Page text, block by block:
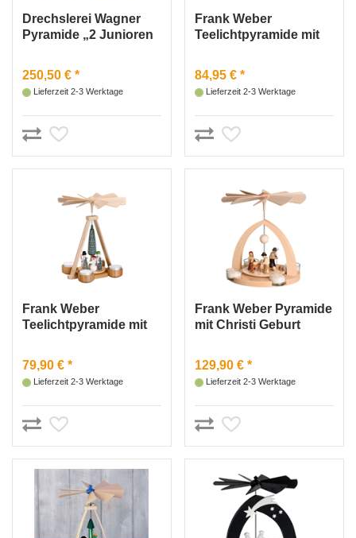
Drechslerei Wagner
Pyramide „2 Junioren
250,50 € *
Lieferzeit 2-3 Werktage
Frank Weber
Teelichtpyramide mit
84,95 € *
Lieferzeit 2-3 Werktage
Frank Weber
Teelichtpyramide mit
79,90 € *
Lieferzeit 2-3 Werktage
Frank Weber Pyramide
mit Christi Geburt
129,90 € *
Lieferzeit 2-3 Werktage